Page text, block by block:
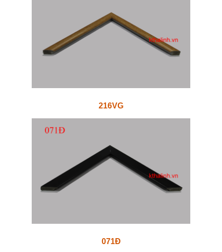
216VG
071Đ